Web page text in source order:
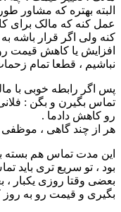
البته بهتره که مشاور
عمل کنه که مالک برای
کنه ولی اگر قرار باشه
افزایش یا کاهش قیمت
نباشیم ، قطعا تمام
پس اگر رابطه خوبی با
تماس بگیرن و بگن :
رو کاهش دادما .
هر از چند گاهی ،
این مدت تماس هم بسته
بود ، تو سریع تری باید
بعضی وقتا روزی یکبار ،
بگیری و قیمت رو به